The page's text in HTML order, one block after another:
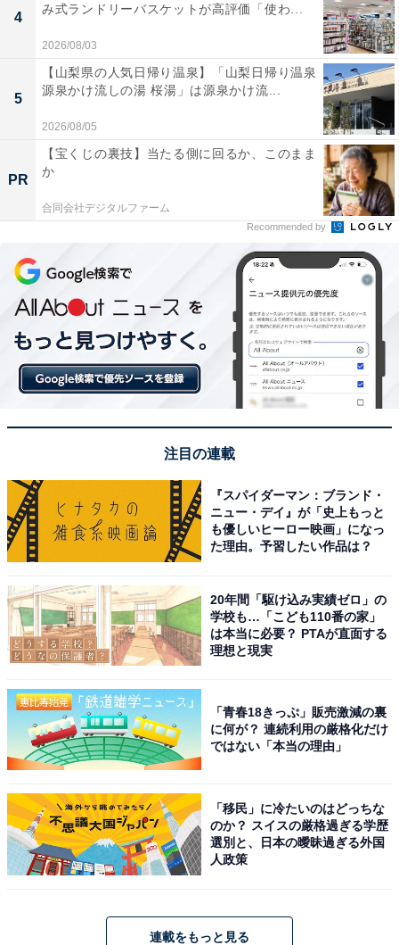
き怒っていました。それが数日後のこと、「私はこれま
でロクな教育を受けてきていない。それが恥ずかしいこ
とだとあなたに指摘されて初めて分かった。こんなこと
を頼むのはおかしいかもしれないけど、一般的なマナー
を教えてほしい」と、羽菜さんにお願いをしてきたとい
います。
「私自身も人に教えるほどのマナーを身につけているわ
けではなかったので、それなら……と、近所で開催され
たマナー教室に一緒に通ったんです。それが功を奏した
のか、以前の彼女とは別人のようになりました。彼女か
らは『あのときキッパリ言ってくれてよかった！』と、
ことあるごとに感謝されるのですが、私こそいい友人が
できてうれしいくらいなのに、と今では思っています」
「生まれ」が良いはずの夫の友人。その行動に愕
然
彩菜さん（44歳）。ご主人の友人夫妻を数組招いてホー
ムパーティーを開いたときのこと。洋食が得意な彩菜さ
んは、オードブル、サラダ、スープ、メイン……と献立
を考え、盛り付けにもこだわった料理で来賓をおもてな
4
み式ランドリーバスケットが高評価「使わ...
2026/08/03
5
【山梨県の人気日帰り温泉】「山梨日帰り温泉
源泉かけ流しの湯 桜湯」は源泉かけ流...
2026/08/05
PR
【宝くじの裏技】当たる側に回るか、このまま
か
合同会社デジタルファーム
Recommended by
注目の連載
『スパイダーマン：ブランド・
ニュー・デイ』が「史上もっと
も優しいヒーロー映画」になっ
た理由。予習したい作品は？
20年間「駆け込み実績ゼロ」の
学校も…「こども110番の家」
は本当に必要？ PTAが直面する
理想と現実
「青春18きっぷ」販売激減の裏
に何が？ 連続利用の厳格化だけ
ではない「本当の理由」
「移民」に冷たいのはどっちな
のか？ スイスの厳格過ぎる学歴
選別と、日本の曖昧過ぎる外国
人政策
連載をもっと見る